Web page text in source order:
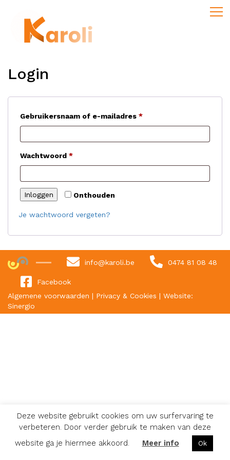
Login
Gebruikersnaam of e-mailadres *Vereist
Wachtwoord *Vereist
Onthouden
Inloggen
Je wachtwoord vergeten?
info@karoli.be 0474 81 08 48
Facebook
Algemene voorwaarden | Privacy & Cookies | Website:
Sinergio
Deze website gebruikt cookies om uw surfervaring te
verbeteren. Door verder gebruik te maken van deze
website ga je hiermee akkoord.
Meer info Ok